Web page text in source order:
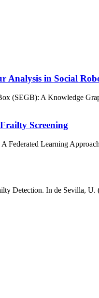
Analysis in Social
(SEGB): A Knowledge
Screening
Federated Learning
Detection. In de Sevilla, U.